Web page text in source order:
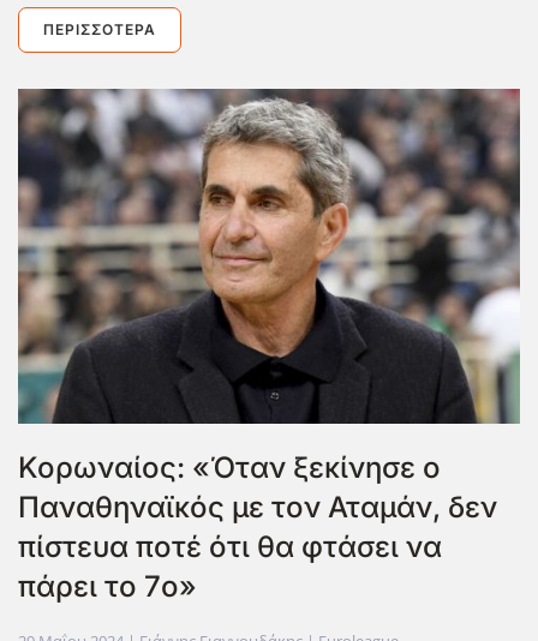
ΠΕΡΙΣΣΌΤΕΡΑ
Κορωναίος: «Όταν ξεκίνησε ο
Παναθηναϊκός με τον Αταμάν, δεν
πίστευα ποτέ ότι θα φτάσει να
πάρει το 7ο»